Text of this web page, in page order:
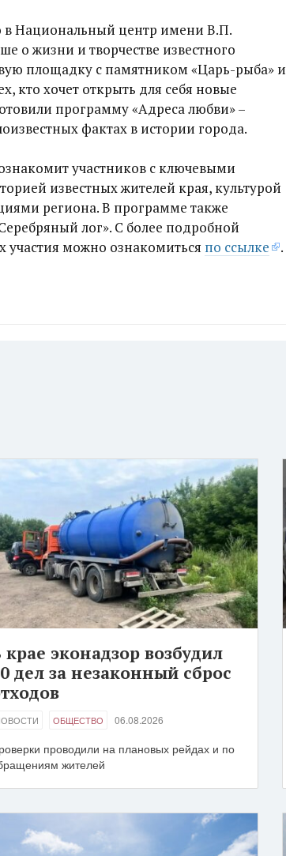
в Национальный центр имени В.П.
о жизни и творчестве известного
площадку с памятником «Царь-рыба» и
кто хочет открыть для себя новые
программу «Адреса любви» –
фактах в истории города.
участников с ключевыми
известных жителей края, культурой
региона. В программе также
лог». С более подробной
можно ознакомиться по ссылке .
крае эконадзор возбудил
дел за незаконный сброс
ОБЩЕСТВО 06.08.2026
проводили на плановых рейдах и по
жителей